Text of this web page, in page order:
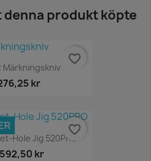
denna produkt köpte
Märkningskniv
kr
favorite_border
Hole Jig 520PRO
592,50 kr
favorite_border